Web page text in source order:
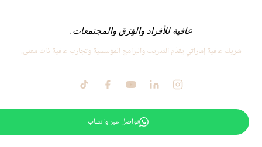
عافية للأفراد والفِرَق والمجتمعات.
شريك عافية إماراتي يقدّم التدريب والبرامج المؤسسية وتجارب عافية ذات معنى.
تواصل عبر واتساب